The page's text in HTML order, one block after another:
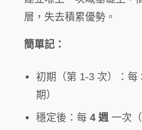
層，失去積累優勢。
簡單記：
初期（第 1-3 次）：每
期）
穩定後：每 4 週一次（